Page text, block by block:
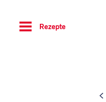
Toggle
navigation
Rezepte